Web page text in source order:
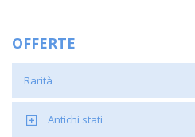
OFFERTE
Rarità
Antichi stati